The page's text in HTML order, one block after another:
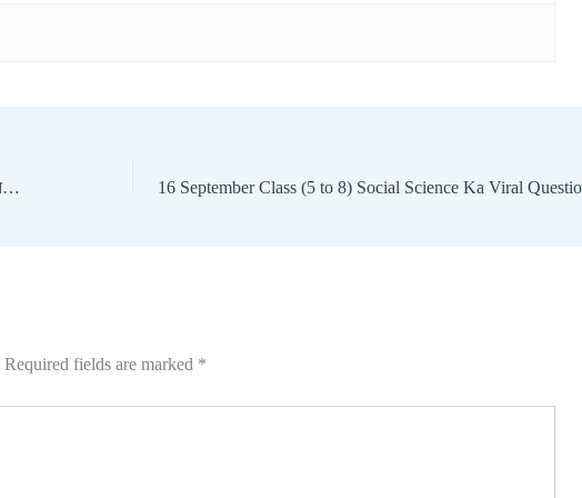
Yamaha Mt 15 Launch Version 2.0 (2025) भारत में लॉन्च – नए TFT डिस्प्ले और तीन नए कलर ऑप्शन के साथ
Required fields are marked *